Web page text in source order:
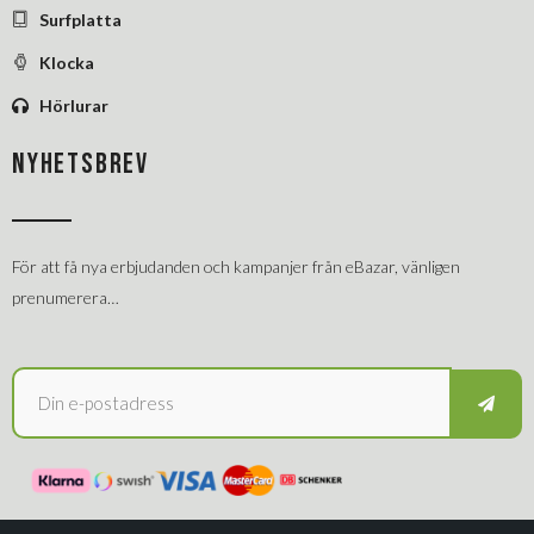
Surfplatta
Klocka
Hörlurar
NYHETSBREV
För att få nya erbjudanden och kampanjer från eBazar, vänligen
prenumerera…